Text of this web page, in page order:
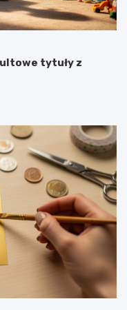
tytuły z